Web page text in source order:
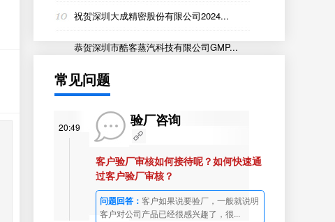
祝贺深圳大成精密股份有限公司2024...
恭贺深圳市酷客蒸汽科技有限公司GMP...
常见问题
20:49 验厂咨询
客户验厂审核如何接待呢？如何快速通
过客户验厂审核？
问题回答：客户如果说要验厂，一般就说明
客户对公司产品已经很感兴趣了，很...